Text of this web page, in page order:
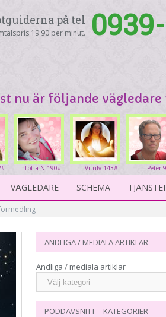
på tel
19:90 per minut.
nu är följande
Peter
Vitulv 143#
Lotta N 190#
VÄGLEDARE SCHEMA
ANDLIGA / MEDIALA ARTIKLAR
Andliga / mediala artiklar
PODDAVSNITT – KATEGORIER